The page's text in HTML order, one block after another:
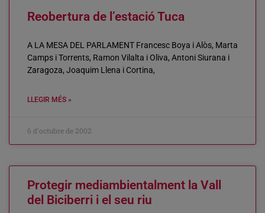
Reobertura de l’estació Tuca
A LA MESA DEL PARLAMENT Francesc Boya i Alòs, Marta
Camps i Torrents, Ramon Vilalta i Oliva, Antoni Siurana i
Zaragoza, Joaquim Llena i Cortina,
LLEGIR MÉS »
6 d'octubre de 2002
Protegir mediambientalment la Vall
del Biciberri i el seu riu